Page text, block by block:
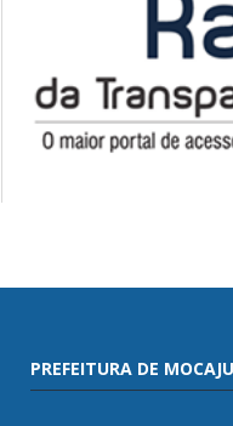
PREFEITURA DE